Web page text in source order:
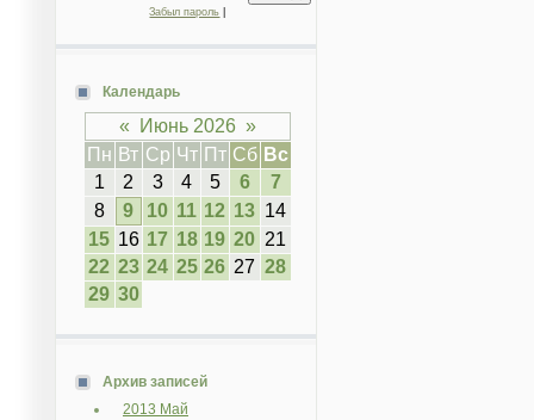
Забыл пароль
Календарь
« Июнь 2026 »
Пн Вт Ср Чт Пт Сб Вс
1
2 3 4 5 6
7
8
9 10 11 12 13 14
15 16 17 18 19 20 21
22 23 24 25 26 27 28
29 30
Архив записей
2013 Май